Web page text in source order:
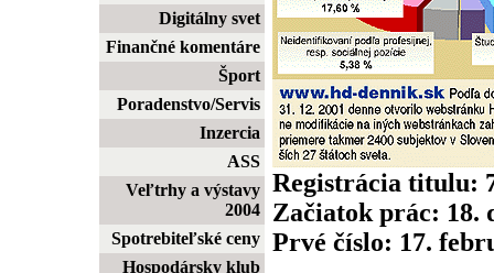
Digitálny svet
Finančné komentáre
Šport
Poradenstvo/Servis
Inzercia
ASS
Veľtrhy a výstavy
2004
Spotrebiteľské ceny
Hospodársky klub
Registrácia titulu:
Začiatok prác: 18.
Prvé číslo: 17.